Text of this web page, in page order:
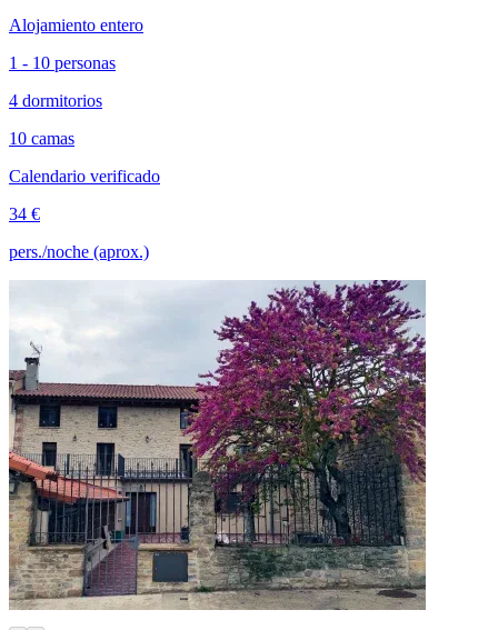
Alojamiento entero
1 - 10 personas
4 dormitorios
10 camas
Calendario verificado
34 €
pers./noche (aprox.)